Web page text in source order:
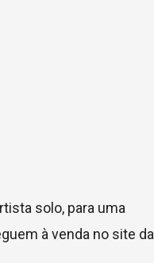
solo, para uma
à venda no site da